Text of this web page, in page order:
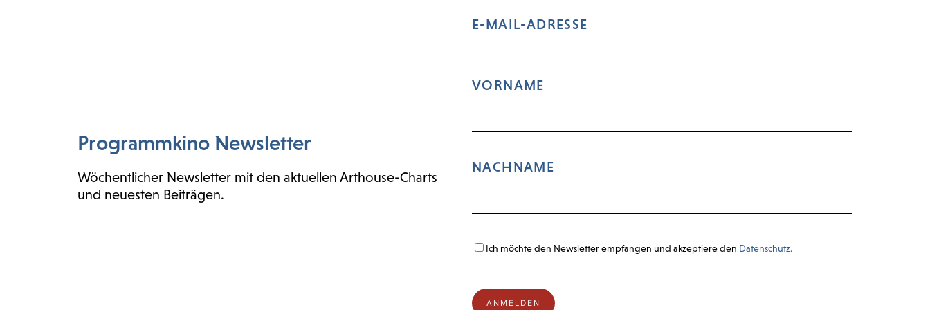
Programmkino Newsletter
Wöchentlicher Newsletter mit den aktuellen Arthouse-Charts
und neuesten Beiträgen.
E-MAIL-ADRESSE
VORNAME
NACHNAME
Ich möchte den Newsletter empfangen und akzeptiere den Datenschutz.